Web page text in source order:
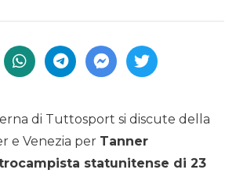
di Tuttosport si discute della
e Venezia per Tanner
statunitense di 23